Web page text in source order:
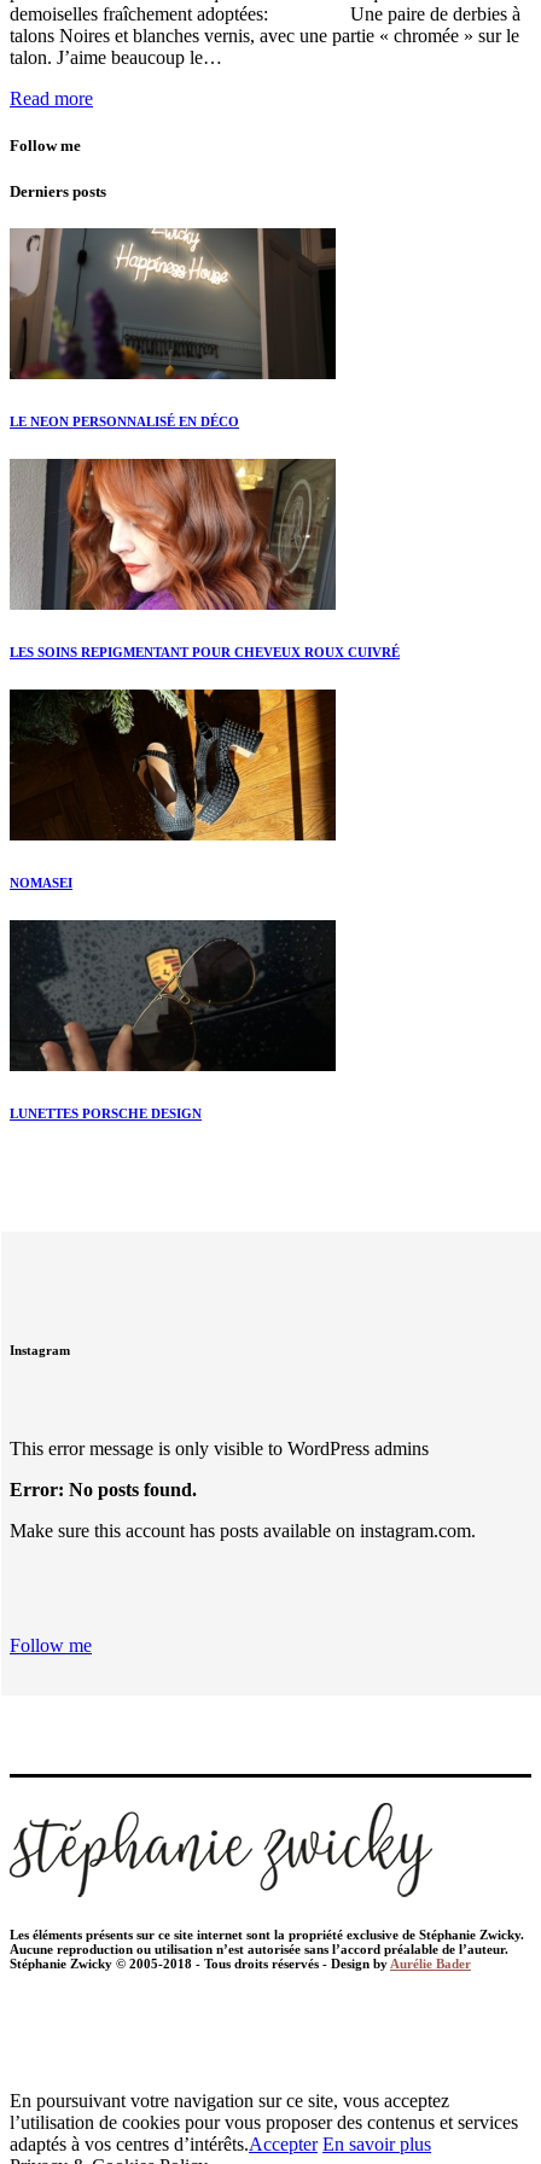
demoiselles fraîchement adoptées: Une paire de derbies à
talons Noires et blanches vernis, avec une partie « chromée » sur le
talon. J’aime beaucoup le…
Read more
Follow me
Derniers posts
LE NEON PERSONNALISÉ EN DÉCO
LES SOINS REPIGMENTANT POUR CHEVEUX ROUX CUIVRÉ
NOMASEI
LUNETTES PORSCHE DESIGN
Instagram
This error message is only visible to WordPress admins
Error: No posts found.
Make sure this account has posts available on instagram.com.
Follow me
Les éléments présents sur ce site internet sont la propriété exclusive de Stéphanie Zwicky.
Aucune reproduction ou utilisation n’est autorisée sans l’accord préalable de l’auteur.
Stéphanie Zwicky © 2005-2018 - Tous droits réservés - Design by Aurélie Bader
En poursuivant votre navigation sur ce site, vous acceptez
l’utilisation de cookies pour vous proposer des contenus et services
adaptés à vos centres d’intérêts.Accepter En savoir plus